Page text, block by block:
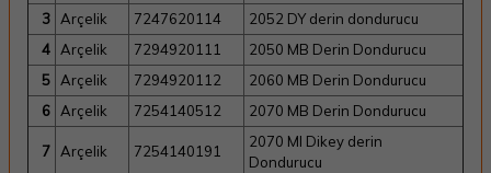
3 Arçelik 7247620114
2052 DY derin dondurucu
4 Arçelik 7294920111
2050 MB Derin Dondurucu
5 Arçelik 7294920112
2060 MB Derin Dondurucu
6 Arçelik 7254140512 2070 MB Derin Dondurucu
7 Arçelik 7254140191
2070 MI Dikey derin
Dondurucu